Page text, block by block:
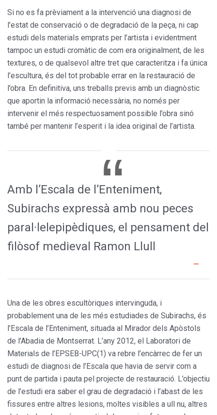
Si no es fa prèviament a la intervenció una diagnosi de
l’estat de conservació o de degradació de la peça, ni cap
estudi dels materials emprats per l’artista i evidentment
tampoc un estudi cromàtic de com era originalment, de les
textures, o de qualsevol altre tret que caracteritza i fa única
l’escultura, és del tot probable errar en la restauració de
l’obra. En definitiva, uns treballs previs amb un diagnòstic
que aportin la informació necessària, no només per
intervenir el més respectuosament possible l’obra sinó
també per mantenir l’esperit i la idea original de l’artista.
Amb l’Escala de l’Enteniment,
Subirachs expressà amb nou peces
paral·lelepipèdiques, el pensament del
filòsof medieval Ramon Llull
Una de les obres escultòriques intervinguda, i
probablement una de les més estudiades de Subirachs, és
l’Escala de l’Enteniment, situada al Mirador dels Apòstols
de l’Abadia de Montserrat. L’any 2012, el Laboratori de
Materials de l’EPSEB-UPC(1) va rebre l’encàrrec de fer un
estudi de diagnosi de l’Escala que havia de servir com a
punt de partida i pauta pel projecte de restauració. L’objectiu
de l’estudi era saber el grau de degradació i l’abast de les
fissures entre altres lesions, moltes visibles a ull nu, altres